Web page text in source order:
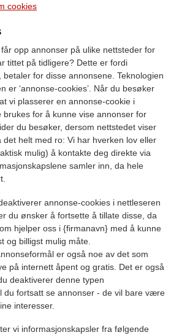
cookies
opp annonser på ulike nettsteder for
tittet på tidligere? Dette er fordi
for disse annonsene. Teknologien
er ‘annonse-cookies’. Når du besøker
vi plasserer en annonse-cookie i
brukes for å kunne vise annonser for
du besøker, dersom nettstedet viser
helt med ro: Vi har hverken lov eller
mulig) å kontakte deg direkte via
samler inn, da hele
annonse-cookies i nettleseren
du ønsker å fortsette å tillate disse, da
hjelper oss i {firmanavn} med å kunne
og billigst mulig måte.
er også noe av det som
på internett åpent og gratis. Det er også
deaktiverer denne typen
du fortsatt se annonser - de vil bare være
interesser.
vi informasjonskapsler fra følgende